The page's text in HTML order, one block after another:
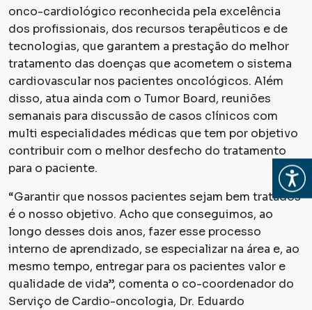
Abrir
onco-cardiológico reconhecida pela excelência
dos profissionais, dos recursos terapêuticos e de
tecnologias, que garantem a prestação do melhor
tratamento das doenças que acometem o sistema
cardiovascular nos pacientes oncológicos. Além
disso, atua ainda com o Tumor Board, reuniões
semanais para discussão de casos clínicos com
multi especialidades médicas que tem por objetivo
contribuir com o melhor desfecho do tratamento
para o paciente.
“Garantir que nossos pacientes sejam bem tratados
é o nosso objetivo. Acho que conseguimos, ao
longo desses dois anos, fazer esse processo
interno de aprendizado, se especializar na área e, ao
mesmo tempo, entregar para os pacientes valor e
qualidade de vida”, comenta o co-coordenador do
Serviço de Cardio-oncologia, Dr. Eduardo